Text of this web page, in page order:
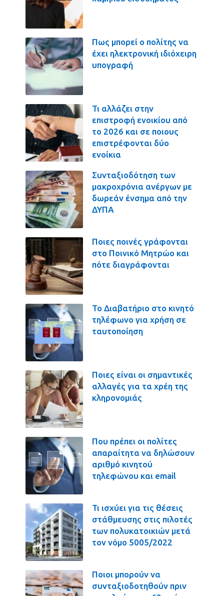
Πως μπορεί ο πολίτης να
έχει ηλεκτρονική ιδιόχειρη
υπογραφή
Τι αλλάζει στην
επιστροφή ενοικίου από
το 2026 και σε ποιους
επιστρέφονται δύο
ενοίκια
Συνταξιοδότηση των
μακροχρόνια ανέργων με
δωρεάν ένσημα από την
ΔΥΠΑ
Ποιες ποινές γράφονται
στο Ποινικό Μητρώο και
πότε διαγράφονται
Το Διαβατήριο στο κινητό
τηλέφωνο για χρήση σε
ταυτοποίηση
Ποιες είναι οι σημαντικές
αλλαγές για τα χρέη της
κληρονομιάς
Που πρέπει οι πολίτες
απαραίτητα να δηλώσουν
αριθμό κινητού
τηλεφώνου και email
Τι ισχύει για τις θέσεις
στάθμευσης στις πιλοτές
των πολυκατοικιών μετά
τον νόμο 5005/2022
Ποιοι μπορούν να
συνταξιοδοτηθούν πριν